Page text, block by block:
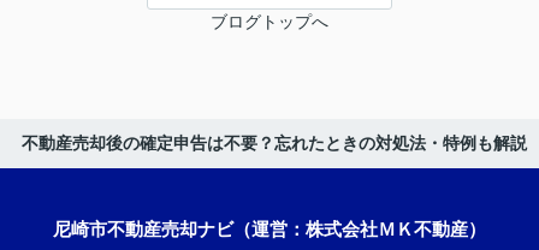
ブログトップへ
不動産売却後の確定申告は不要？忘れたときの対処法・特例も解説
尼崎市不動産売却ナビ（運営：株式会社ＭＫ不動産）